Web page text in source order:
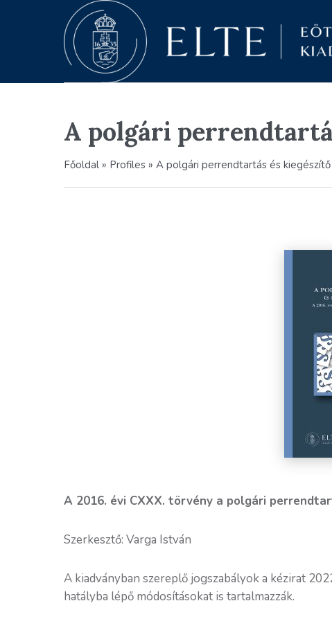
A polgári
Főoldal » Profiles » A polgári perrendtartás és
A 2016. évi CXXX. törvény a polgári
Szerkesztő: Varga István
A kiadványban szereplő jogszabályok a kézirat
hatályba lépő módosításokat is tartalmazzák.